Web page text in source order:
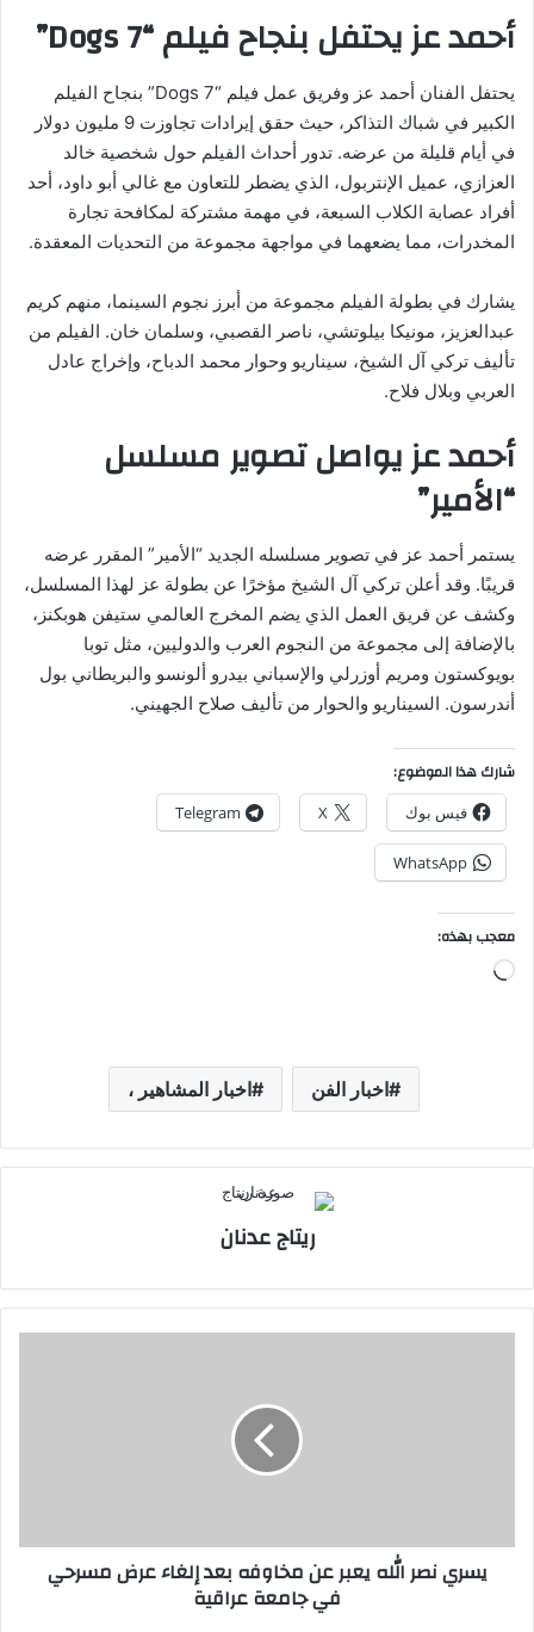
أحمد عز يحتفل بنجاح فيلم “7 Dogs”
يحتفل الفنان أحمد عز وفريق عمل فيلم “7 Dogs” بنجاح الفيلم
الكبير في شباك التذاكر، حيث حقق إيرادات تجاوزت 9 مليون دولار
في أيام قليلة من عرضه. تدور أحداث الفيلم حول شخصية خالد
العزازي، عميل الإنتربول، الذي يضطر للتعاون مع غالي أبو داود، أحد
أفراد عصابة الكلاب السبعة، في مهمة مشتركة لمكافحة تجارة
المخدرات، مما يضعهما في مواجهة مجموعة من التحديات المعقدة.
يشارك في بطولة الفيلم مجموعة من أبرز نجوم السينما، منهم كريم
عبدالعزيز، مونيكا بيلوتشي، ناصر القصبي، وسلمان خان. الفيلم من
تأليف تركي آل الشيخ، سيناريو وحوار محمد الدباح، وإخراج عادل
العربي وبلال فلاح.
أحمد عز يواصل تصوير مسلسل
“الأمير”
يستمر أحمد عز في تصوير مسلسله الجديد “الأمير” المقرر عرضه
قريبًا. وقد أعلن تركي آل الشيخ مؤخرًا عن بطولة عز لهذا المسلسل،
وكشف عن فريق العمل الذي يضم المخرج العالمي ستيفن هوبكنز،
بالإضافة إلى مجموعة من النجوم العرب والدوليين، مثل توبا
بويوكستون ومريم أوزرلي والإسباني بيدرو ألونسو والبريطاني بول
أندرسون. السيناريو والحوار من تأليف صلاح الجهيني.
شارك هذا الموضوع:
فيس بوك X
Telegram
WhatsApp
معجب بهذه:
جاري
اخبار الفن اخبار المشاهير ،
ريتاج عدنان
عرض
مسرحييسري نصر الله يعبر عن مخاوفه بعد إلغاء عرض مسرحي
في جامعة عراقية